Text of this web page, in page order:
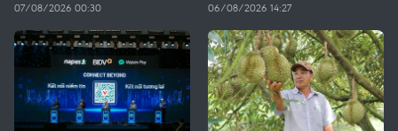
07/08/2026 00:30 06/08/2026 14:27